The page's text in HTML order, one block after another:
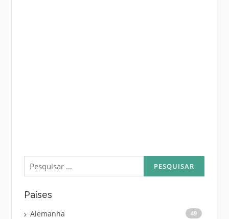
Pesquisar
por:
Países
Alemanha 49